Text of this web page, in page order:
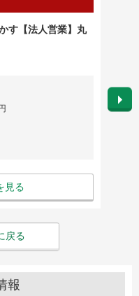
す【法人営業】丸
見る
勤務
英語
給
戻る
報